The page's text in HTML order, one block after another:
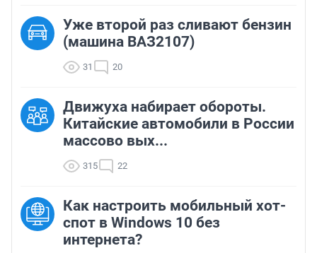
Уже второй раз сливают бензин
(машина ВАЗ2107)
31 20
Движуха набирает обороты.
Китайские автомобили в России
массово вых...
315 22
Как настроить мобильный хот-
спот в Windows 10 без
интернета?